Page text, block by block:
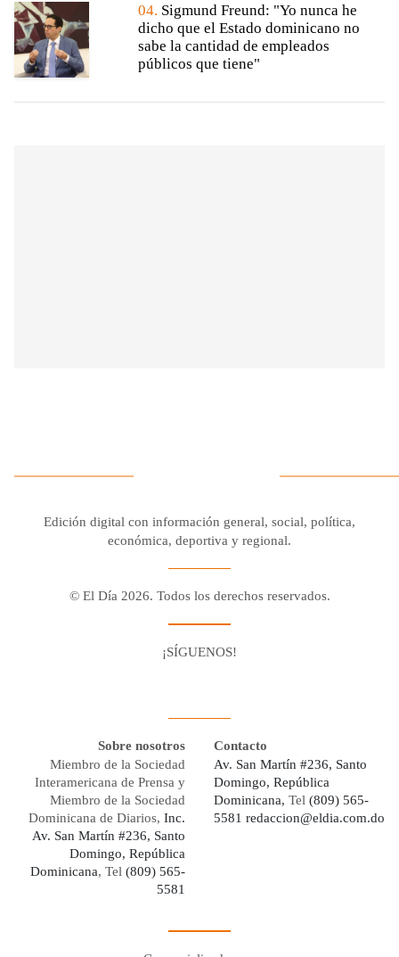
04. Sigmund Freund: "Yo nunca he
dicho que el Estado dominicano no
sabe la cantidad de empleados
públicos que tiene"
Edición digital con información general, social, política,
económica, deportiva y regional.
© El Día 2026. Todos los derechos reservados.
¡SÍGUENOS!
Sobre nosotros
Miembro de la Sociedad
Interamericana de Prensa y
Miembro de la Sociedad
Dominicana de Diarios, Inc.
Av. San Martín #236, Santo
Domingo, República
Dominicana, Tel (809) 565-
5581
Contacto
Av. San Martín #236, Santo
Domingo, República
Dominicana, Tel (809) 565-
5581 redaccion@eldia.com.do